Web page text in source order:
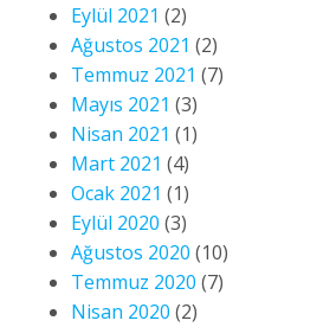
Eylül 2021 (2)
Ağustos 2021 (2)
Temmuz 2021 (7)
Mayıs 2021 (3)
Nisan 2021 (1)
Mart 2021 (4)
Ocak 2021 (1)
Eylül 2020 (3)
Ağustos 2020 (10)
Temmuz 2020 (7)
Nisan 2020 (2)